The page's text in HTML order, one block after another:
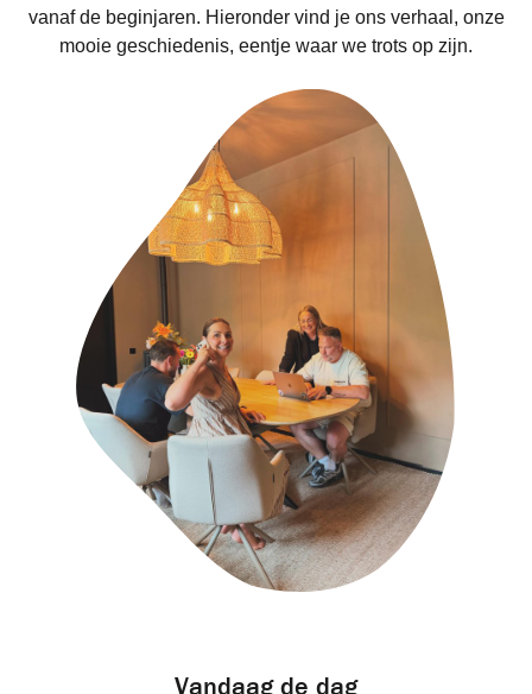
vanaf de beginjaren. Hieronder vind je ons verhaal, onze
mooie geschiedenis, eentje waar we trots op zijn.
Vandaag de dag